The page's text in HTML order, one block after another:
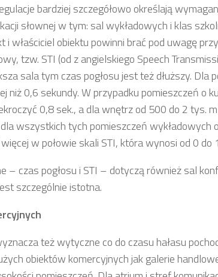
bardziej szczegółowo określają
słownej w tym: sal wykładowych i klas
właściciel obiektu powinni brać pod uwagę
tzw. STI (od z angielskiego Speech
sala tym czas pogłosu jest też dłuższy. Dla
niż 0,6 sekundy. W przypadku pomieszczeń o
0,8 sek., a dla wnętrz od 500 do 2 tys.
wszystkich tych pomieszczeń wykładowych
w połowie skali STI, która wynosi od 0 do
– czas pogłosu i STI – dotyczą również sal
szczególnie istotna.
też wytyczne co do czasu hałasu
obiektów komercyjnych jak galerie